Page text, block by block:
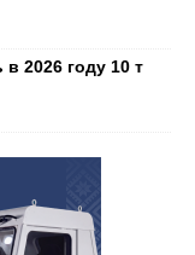
2026 году 10 т